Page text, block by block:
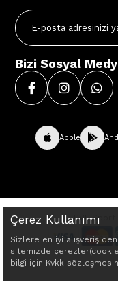
Bizi Sosyal
Apple
BVE Sport
Çerez Kullanımı
Sizlere en iyi alışveriş
sitemizde
bilgi için Kvkk